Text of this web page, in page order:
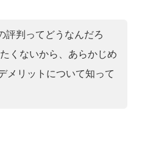
評判ってどうなんだろ
くないから、あらかじめ
メリットについて知って